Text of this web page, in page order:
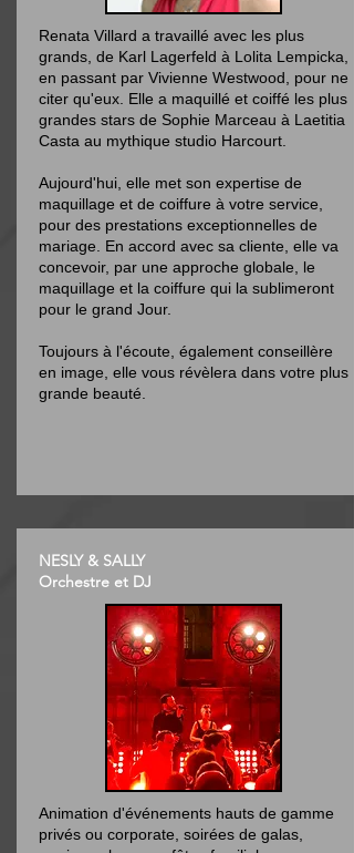
Renata Villard a travaillé avec les plus
grands, de Karl Lagerfeld à Lolita Lempicka,
en passant par Vivienne Westwood, pour ne
citer qu'eux. Elle a maquillé et coiffé les plus
grandes stars de Sophie Marceau à Laetitia
Casta au mythique studio Harcourt.
Aujourd'hui, elle met son expertise de
maquillage et de coiffure à votre service,
pour des prestations exceptionnelles de
mariage. En accord avec sa cliente, elle va
concevoir, par une approche globale, le
maquillage et la coiffure qui la sublimeront
pour le grand Jour.
Toujours à l'écoute, également conseillère
en image, elle vous révèlera dans votre plus
grande beauté.
NESLY & SALLY
Orchestre et DJ
Animation d'événements hauts de gamme
privés ou corporate, soirées de galas,